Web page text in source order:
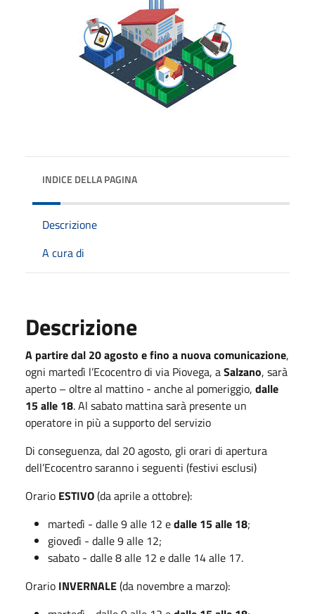
INDICE DELLA PAGINA
Descrizione
A cura di
Descrizione
A partire dal 20 agosto e fino a nuova comunicazione,
ogni martedì l’Ecocentro di via Piovega, aSalzano, sarà
aperto – oltre al mattino - anche al pomeriggio, dalle
15 alle 18. Al sabato mattina sarà presente un
operatore in più a supporto del servizio
Di conseguenza, dal 20 agosto, gli orari di apertura
dell’Ecocentro saranno i seguenti (festivi esclusi)
Orario ESTIVO(da aprile a ottobre):
martedì - dalle 9 alle 12 edalle 15 alle 18;
giovedì - dalle 9 alle 12;
sabato - dalle 8 alle 12 e dalle 14 alle 17.
Orario INVERNALE(da novembre a marzo):